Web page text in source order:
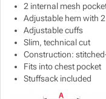
2 internal mesh
Adjustable hem with
Adjustable cuffs
Slim, technical cut
Construction:
Fits into chest pocket
Stuffsack included
Show more
Show more
Show more
Show more
Show more
Show more